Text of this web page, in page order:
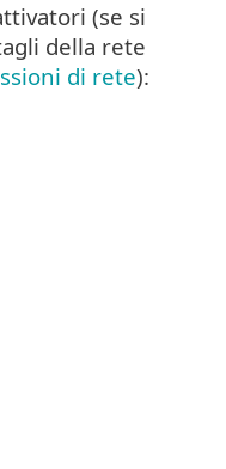
(se si
della rete
di rete):